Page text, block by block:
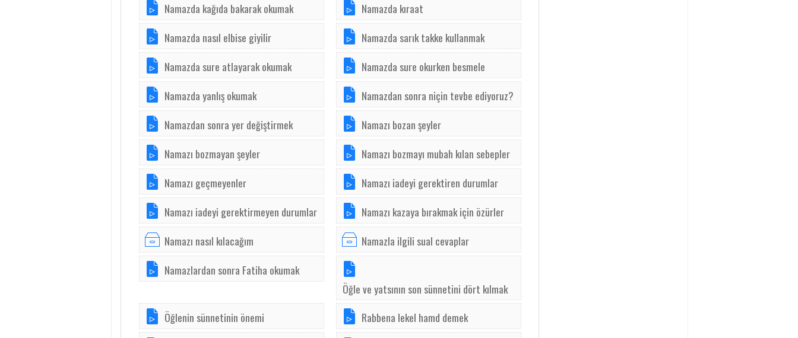
Namazda kağıda bakarak okumak
Namazda kıraat
Namazda nasıl elbise giyilir
Namazda sarık takke kullanmak
Namazda sure atlayarak okumak
Namazda sure okurken besmele
Namazda yanlış okumak
Namazdan sonra niçin tevbe ediyoruz?
Namazdan sonra yer değiştirmek
Namazı bozan şeyler
Namazı bozmayan şeyler
Namazı bozmayı mubah kılan sebepler
Namazı geçmeyenler
Namazı iadeyi gerektiren durumlar
Namazı iadeyi gerektirmeyen durumlar
Namazı kazaya bırakmak için özürler
Namazı nasıl kılacağım
Namazla ilgili sual cevaplar
Namazlardan sonra Fatiha okumak
Öğle ve yatsının son sünnetini dört kılmak
Öğlenin sünnetinin önemi
Rabbena lekel hamd demek